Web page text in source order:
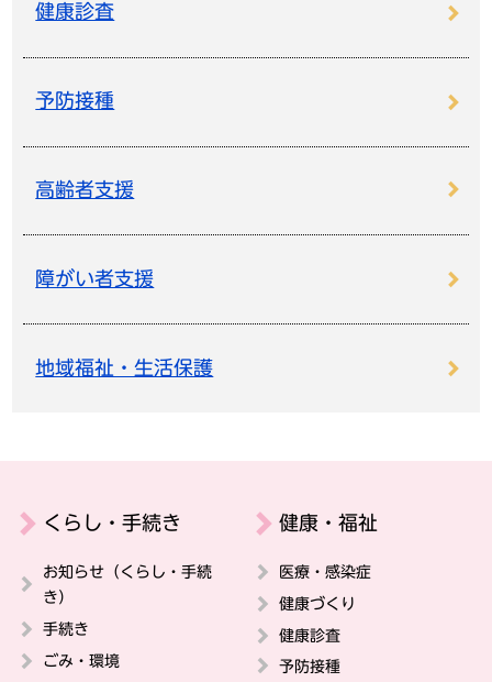
健康診査
予防接種
高齢者支援
障がい者支援
地域福祉・生活保護
くらし・手続き
お知らせ（くらし・手続
き）
手続き
ごみ・環境
健康・福祉
医療・感染症
健康づくり
健康診査
予防接種